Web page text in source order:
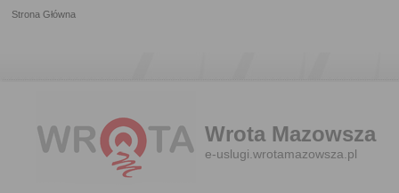
Strona Główna
Wrota Mazowsza
e-uslugi.wrotamazowsza.pl